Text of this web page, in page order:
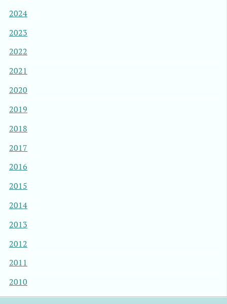
2024
2023
2022
2021
2020
2019
2018
2017
2016
2015
2014
2013
2012
2011
2010